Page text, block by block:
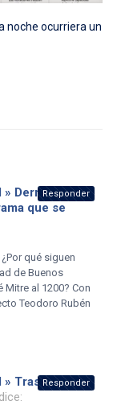
noche ocurriera un
Derrumbes
que se
qué siguen
de Buenos
Mitre al 1200? Con
Teodoro Rubén
Responder
» Trastornos en
dice:
Responder